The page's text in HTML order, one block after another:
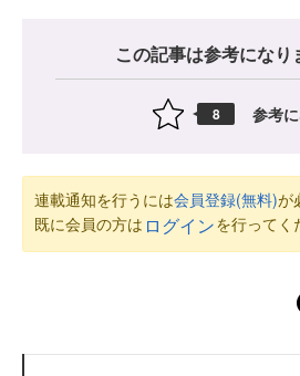
この記事は参考になり
8 参考
連載通知を行うには会員登録(無料)が
既に会員の方は ログインを行ってく